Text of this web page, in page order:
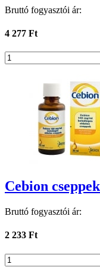
Bruttó fogyasztói ár:
4 277 Ft
Cebion
Bruttó fogyasztói ár:
2 233 Ft